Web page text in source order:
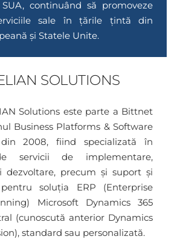
continuând să promoveze
sale în țările țintă din
și Statele Unite.
SOLUTIONS
Solutions este parte a Bittnet
Business Platforms & Software
2008, fiind specializată în
servicii de implementare,
dezvoltare, precum și suport și
soluția ERP (Enterprise
Microsoft Dynamics 365
(cunoscută anterior Dynamics
standard sau personalizată.